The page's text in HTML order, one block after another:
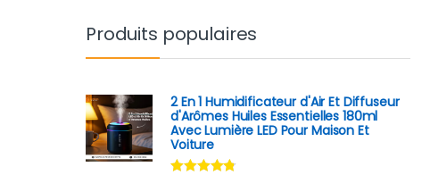
Produits populaires
2 En 1 Humidificateur d'Air Et Diffuseur
d'Arômes Huiles Essentielles 180ml
Avec Lumière LED Pour Maison Et
Voiture